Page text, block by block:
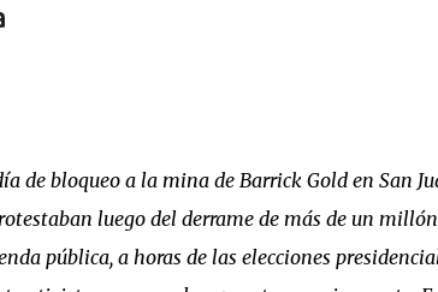
de bloqueo a la mina de Barrick Gold en San
luego del derrame de más de un
pública, a horas de las elecciones